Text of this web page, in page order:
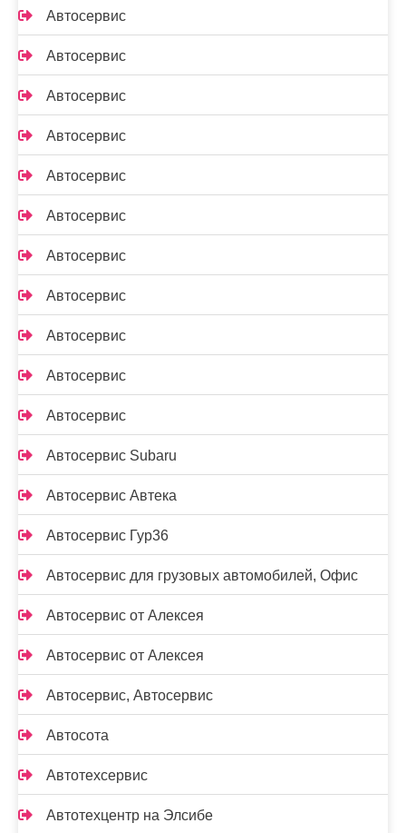
Автосервис
Автосервис
Автосервис
Автосервис
Автосервис
Автосервис
Автосервис
Автосервис
Автосервис
Автосервис
Автосервис
Автосервис Subaru
Автосервис Автека
Автосервис Гур36
Автосервис для грузовых автомобилей, Офис
Автосервис от Алексея
Автосервис от Алексея
Автосервис, Автосервис
Автосота
Автотехсервис
Автотехцентр на Элсибе